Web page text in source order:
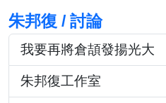
朱邦復 / 討論
我要再將倉頡發揚光大
朱邦復工作室